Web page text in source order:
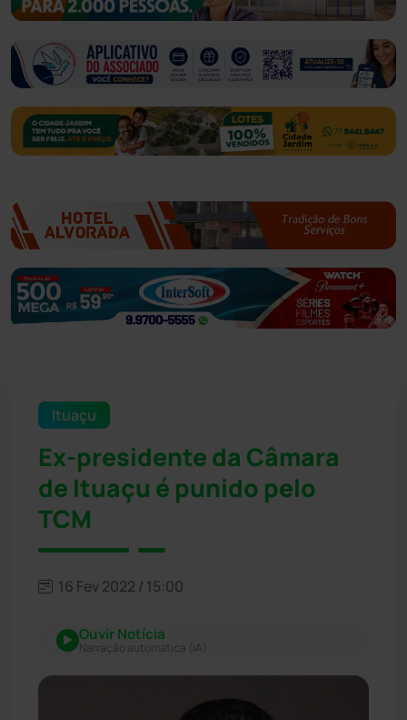
Ituaçu
Ex-presidente da Câmara
de Ituaçu é punido pelo
TCM
16 Fev 2022 / 15:00
Ouvir Notícia
Narração automática (IA)